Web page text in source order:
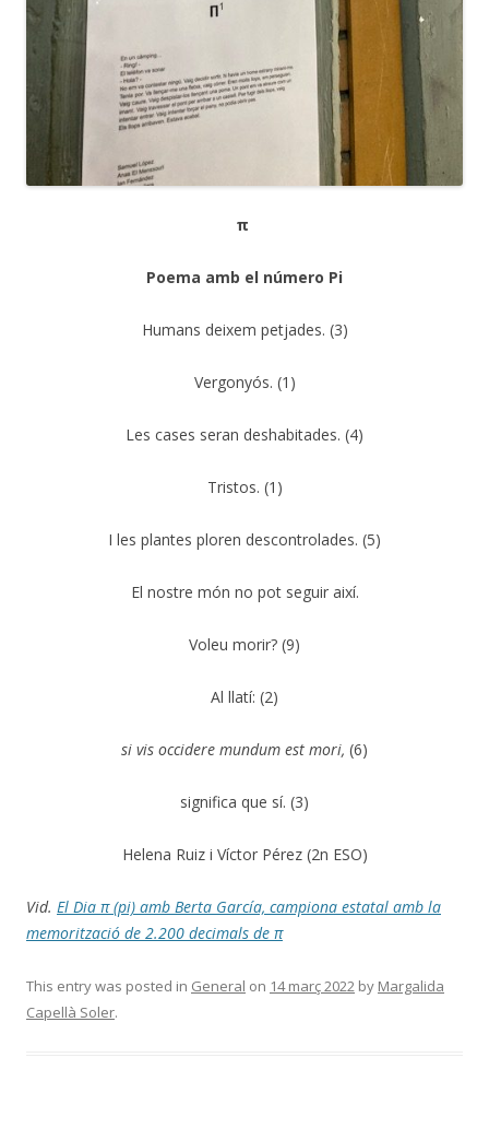
π
Poema amb el número Pi
Humans deixem petjades. (3)
Vergonyós. (1)
Les cases seran deshabitades. (4)
Tristos. (1)
I les plantes ploren descontrolades. (5)
El nostre món no pot seguir així.
Voleu morir? (9)
Al llatí: (2)
si vis occidere mundum est mori, (6)
significa que sí. (3)
Helena Ruiz i Víctor Pérez (2n ESO)
Vid. El Dia π (pi) amb Berta García, campiona estatal amb la
memorització de 2.200 decimals de π
This entry was posted in General on 14 març 2022 by Margalida
Capellà Soler.